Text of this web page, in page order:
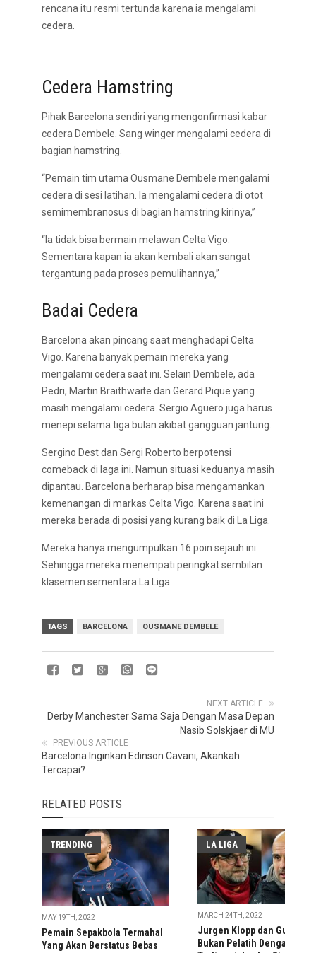
rencana itu resmi tertunda karena ia mengalami
cedera.
Cedera Hamstring
Pihak Barcelona sendiri yang mengonfirmasi kabar
cedera Dembele. Sang winger mengalami cedera di
bagian hamstring.
“Pemain tim utama Ousmane Dembele mengalami
cedera di sesi latihan. Ia mengalami cedera di otot
semimembranosus di bagian hamstring kirinya,”
“Ia tidak bisa bermain melawan Celta Vigo.
Sementara kapan ia akan kembali akan sangat
tergantung pada proses pemulihannya,”
Badai Cedera
Barcelona akan pincang saat menghadapi Celta
Vigo. Karena banyak pemain mereka yang
mengalami cedera saat ini. Selain Dembele, ada
Pedri, Martin Braithwaite dan Gerard Pique yang
masih mengalami cedera. Sergio Aguero juga harus
menepi selama tiga bulan akibat gangguan jantung.
Sergino Dest dan Sergi Roberto berpotensi
comeback di laga ini. Namun situasi keduanya masih
dipantau. Barcelona berharap bisa mengamankan
kemenangan di markas Celta Vigo. Karena saat ini
mereka berada di posisi yang kurang baik di La Liga.
Mereka hanya mengumpulkan 16 poin sejauh ini.
Sehingga mereka menempati peringkat sembilan
klasemen sementara La Liga.
TAGS BARCELONA OUSMANE DEMBELE
NEXT ARTICLE
Derby Manchester Sama Saja Dengan Masa Depan
Nasib Solskjaer di MU
PREVIOUS ARTICLE
Barcelona Inginkan Edinson Cavani, Akankah
Tercapai?
RELATED POSTS
TRENDING
MAY 19TH, 2022
Pemain Sepakbola Termahal
Yang Akan Berstatus Bebas
LA LIGA
MARCH 24TH, 2022
Jurgen Klopp dan
Bukan Pelatih Dengan Gaji